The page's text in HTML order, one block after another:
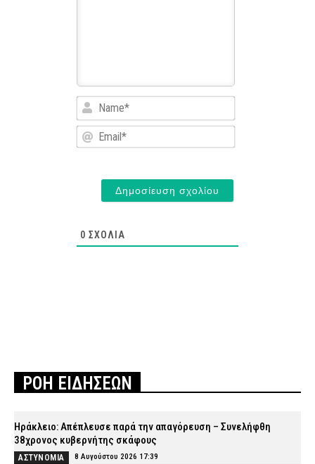
Name*
Email*
0 ΣΧΌΛΙΑ
ΡΟΗ ΕΙΔΗΣΕΩΝ
Ηράκλειο: Απέπλευσε παρά την απαγόρευση – Συνελήφθη
38χρονος κυβερνήτης σκάφους
ΑΣΤΥΝΟΜΙΑ 8 Αυγούστου 2026 17:39